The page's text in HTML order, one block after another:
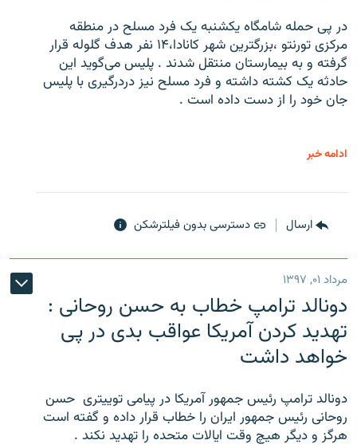
در پی حمله شامگاه یکشنبه یک فرد مسلح در منطقه
مرکزی تورنتو ،‌بزرگترین شهر کانادا،۱۴ نفر هدف گلوله قرار
گرفته و به بیمارستان منتقل شدند . پلیس می‌گوید این
حادثه یک کشته داشته و فرد مسلح نیز دردرگیری با پلیس
جان خود را از دست داده است .
ادامه خبر
ارسال دسترسی بدون فیلترشکن
مرداد ۰۱, ۱۳۹۷
دونالد ترامپ خطاب به حسن روحانی :
تهدید کردن آمریکا عواقب بدی در پی
خواهد داشت
دونالد ترامپ رئیس جمهور آمریکا در پیامی توییتری ‌ حسن
روحانی رئیس جمهور ایران را خطاب قرار داده و گفته است
هرگز و دیگر هیچ وقت ایالات متحده را تهدید نکند .